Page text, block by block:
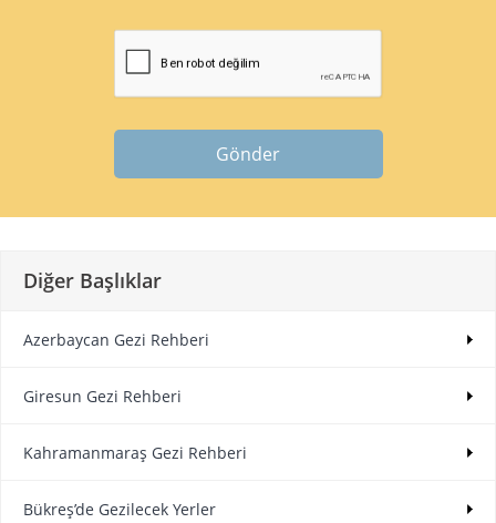
Gönder
Diğer Başlıklar
Azerbaycan Gezi Rehberi
Giresun Gezi Rehberi
Kahramanmaraş Gezi Rehberi
Bükreş’de Gezilecek Yerler